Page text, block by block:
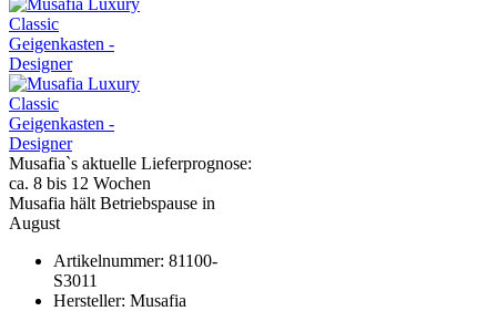
Musafia`s aktuelle Lieferprognose:
ca. 8 bis 12 Wochen
Musafia hält Betriebspause in
August
Artikelnummer: 81100-
S3011
Hersteller: Musafia